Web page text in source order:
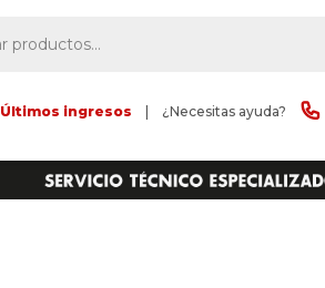
Últimos ingresos ¿Necesitas ayuda?